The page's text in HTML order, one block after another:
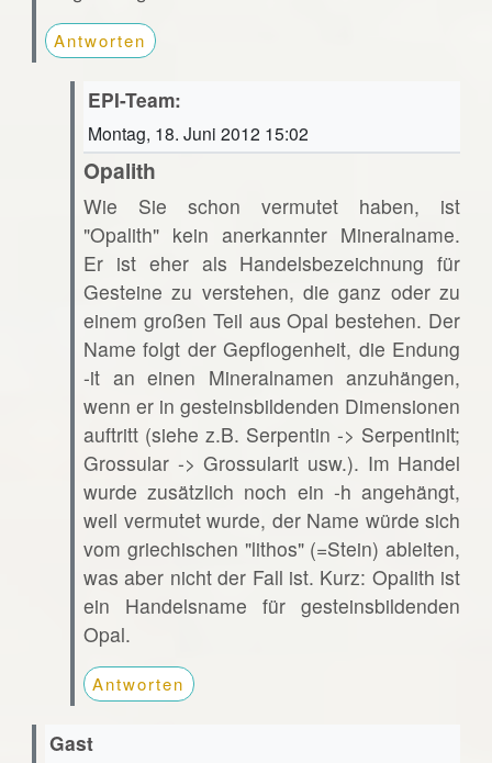
Antworten
EPI-Team:
Montag, 18. Juni 2012 15:02
Opalith
Wie Sie schon vermutet haben, ist
"Opalith" kein anerkannter Mineralname.
Er ist eher als Handelsbezeichnung für
Gesteine zu verstehen, die ganz oder zu
einem großen Teil aus Opal bestehen. Der
Name folgt der Gepflogenheit, die Endung
-it an einen Mineralnamen anzuhängen,
wenn er in gesteinsbildenden Dimensionen
auftritt (siehe z.B. Serpentin -> Serpentinit;
Grossular -> Grossularit usw.). Im Handel
wurde zusätzlich noch ein -h angehängt,
weil vermutet wurde, der Name würde sich
vom griechischen "lithos" (=Stein) ableiten,
was aber nicht der Fall ist. Kurz: Opalith ist
ein Handelsname für gesteinsbildenden
Opal.
Antworten
Gast